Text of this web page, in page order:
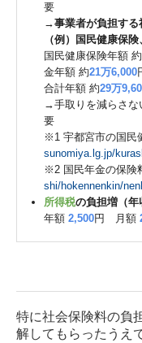
要
→事業者が負担する
（例）国民健康保
国民健康保険年額 約
金年額 約21万6,000
合計年額 約29万
→手取りを減らさ
要
※1 宇都宮市の国民
sunomiya.lg.jp/
※2 国民年金の保険
shi/hokennenkin/
所得税の負担増（年
年額 2,500円 月額
特に社会保険料の負
解してもらったうえ